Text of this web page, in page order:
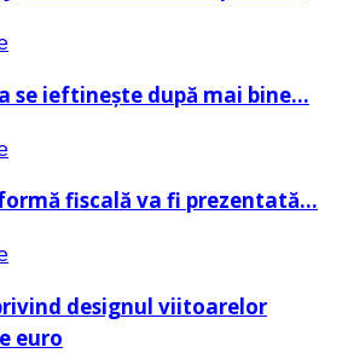
se ieftinește după mai bine…
fiscală va fi prezentată…
designul viitoarelor
euro